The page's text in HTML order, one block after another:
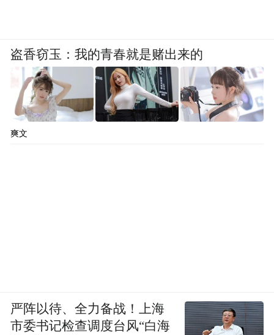
盗香窃玉：我的青春就是赌出来的
爽文
严阵以待、全力备战！上海
市委书记检查调度台风“白海